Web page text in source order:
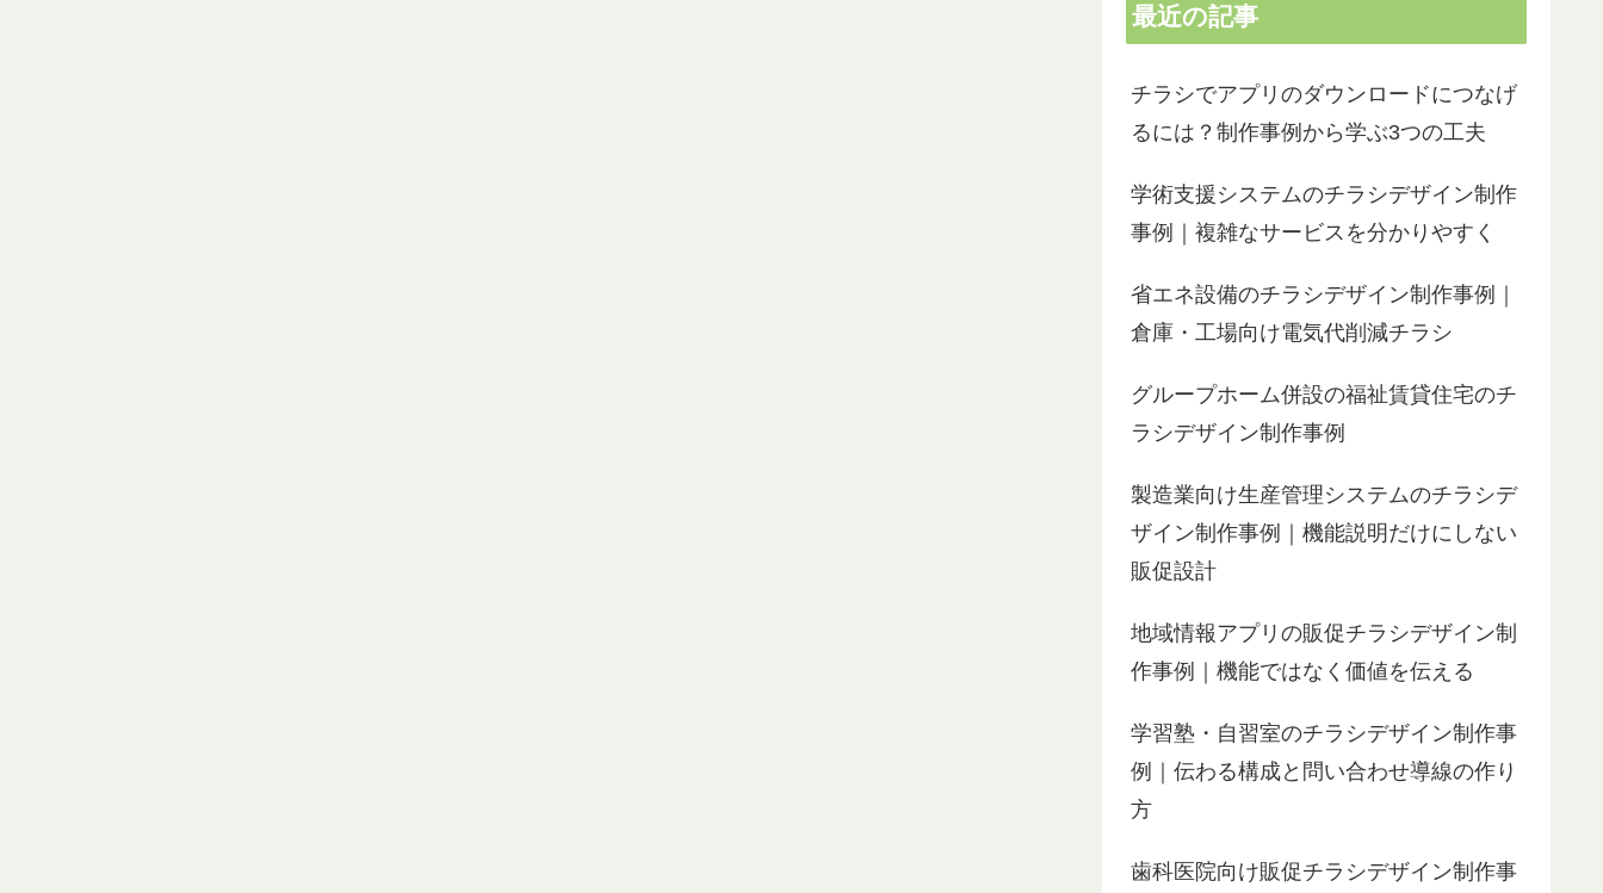
最近の記事
チラシでアプリのダウンロードにつなげ
るには？制作事例から学ぶ3つの工夫
学術支援システムのチラシデザイン制作
事例｜複雑なサービスを分かりやすく
省エネ設備のチラシデザイン制作事例｜
倉庫・工場向け電気代削減チラシ
グループホーム併設の福祉賃貸住宅のチ
ラシデザイン制作事例
製造業向け生産管理システムのチラシデ
ザイン制作事例｜機能説明だけにしない
販促設計
地域情報アプリの販促チラシデザイン制
作事例｜機能ではなく価値を伝える
学習塾・自習室のチラシデザイン制作事
例｜伝わる構成と問い合わせ導線の作り
方
歯科医院向け販促チラシデザイン制作事